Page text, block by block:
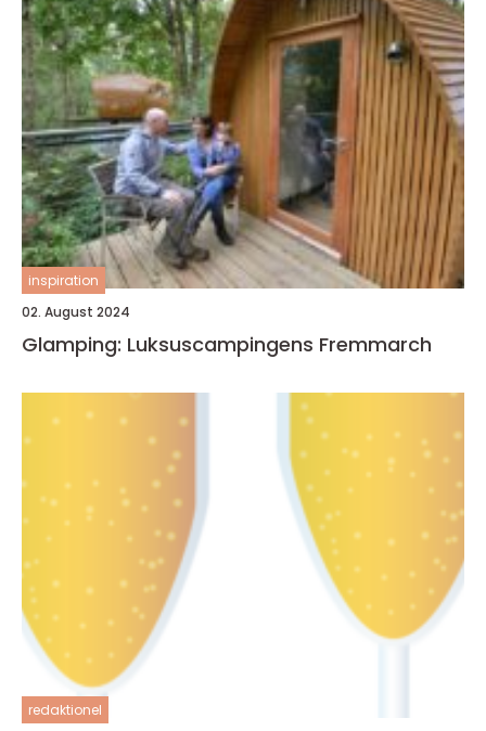
inspiration
02. August 2024
Glamping: Luksuscampingens Fremmarch
redaktionel